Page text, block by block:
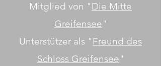
Mitglied von "Die Mitte
Greifensee"
Unterstützer als " Freund des
Schloss Greifensee"